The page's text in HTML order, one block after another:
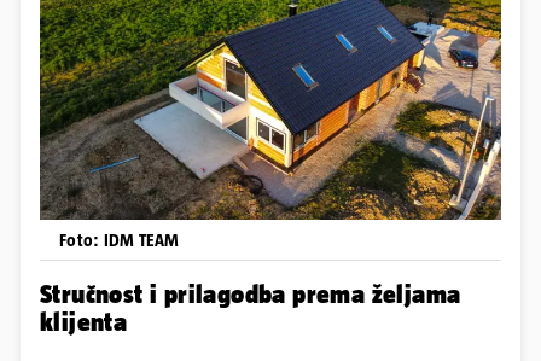
Foto: IDM TEAM
Stručnost i prilagodba prema željama
klijenta